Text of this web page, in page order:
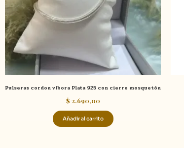
Pulseras cordon víbora Plata 925 con cierre mosquetón
$ 2.690,00
Añadir al carrito